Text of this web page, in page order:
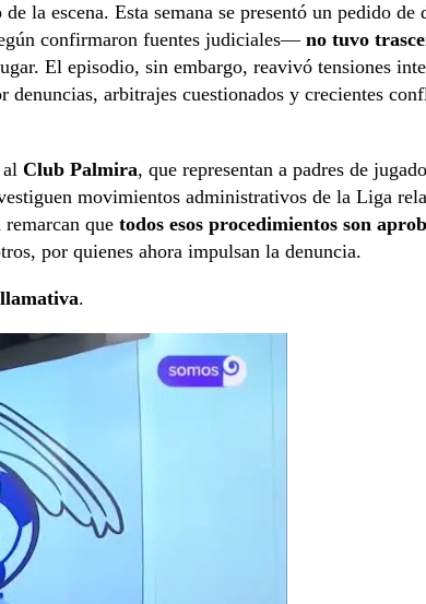
la escena. Esta semana se presentó un pedido de
confirmaron fuentes judiciales— no tuvo
El episodio, sin embargo, reavivó tensiones
arbitrajes cuestionados y crecientes
Club Palmira, que representan a padres de
movimientos administrativos de la Liga
que todos esos procedimientos son
por quienes ahora impulsan la denuncia.
.